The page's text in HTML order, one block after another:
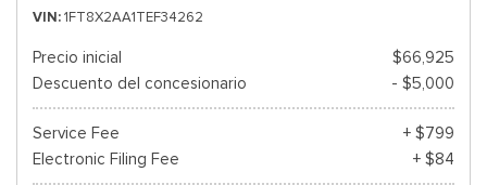
VIN 1FT8X2AA1TEF34262
Precio inicial
$66,925
Descuento del concesionario
- $5,000
Service Fee
+ $799
Electronic Filing Fee
+ $84